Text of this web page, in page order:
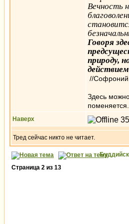
Вечность
Говоря
природу,
//Софроний
Здесь
поменяется.
Наверх
Тред сейчас никто не читает.
Страница 2 из 13